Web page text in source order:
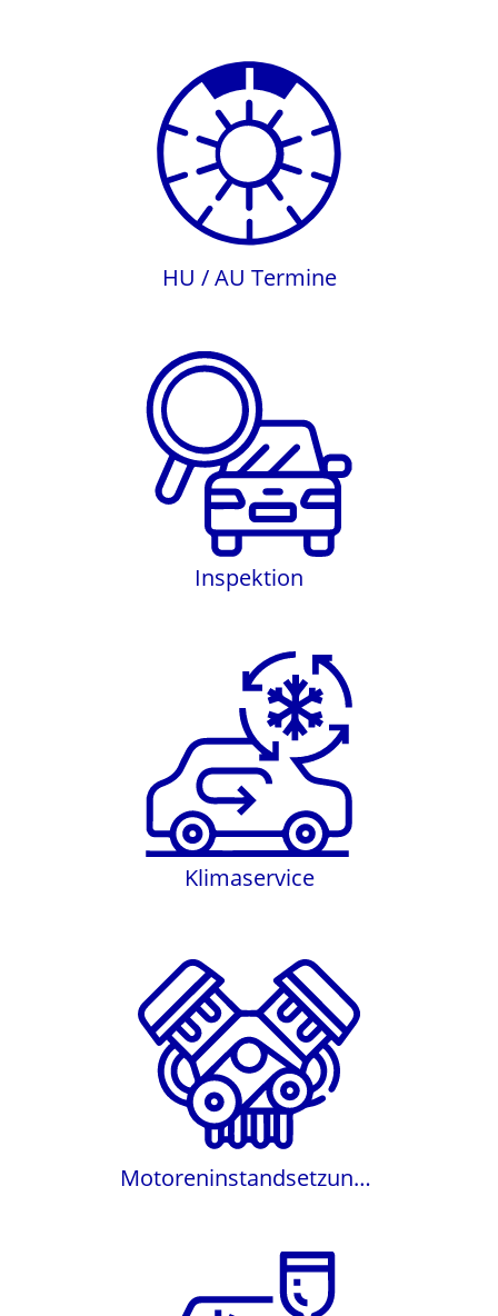
HU / AU Termine
HU / AU Termine
Inspektion
Inspektion
Klimaservice
Klimaservice
Motoreninstandsetzunge
Motoreninstandsetzungen